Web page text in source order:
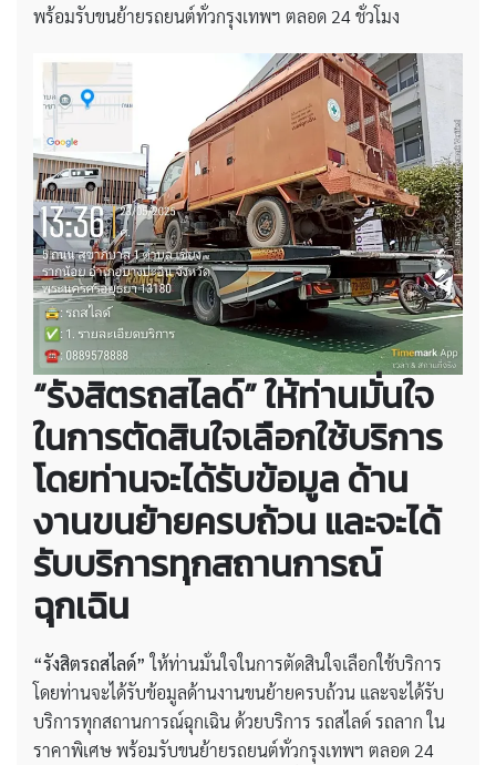
พร้อมรับขนย้ายรถยนต์ทั่วกรุงเทพฯ ตลอด 24 ชั่วโมง
“รังสิตรถสไลด์” ให้ท่านมั่นใจ
ในการตัดสินใจเลือกใช้บริการ
โดยท่านจะได้รับข้อมูล ด้าน
งานขนย้ายครบถ้วน และจะได้
รับบริการทุกสถานการณ์
ฉุกเฉิน
“รังสิตรถสไลด์” ให้ท่านมั่นใจในการตัดสินใจเลือกใช้บริการ
โดยท่านจะได้รับข้อมูลด้านงานขนย้ายครบถ้วน และจะได้รับ
บริการทุกสถานการณ์ฉุกเฉิน ด้วยบริการ รถสไลด์ รถลาก ใน
ราคาพิเศษ พร้อมรับขนย้ายรถยนต์ทั่วกรุงเทพฯ ตลอด 24